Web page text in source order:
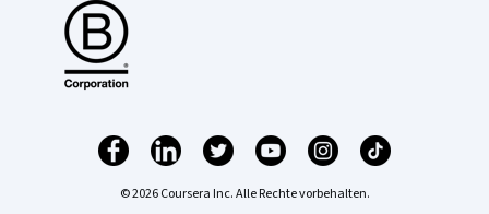
© 2026 Coursera Inc. Alle Rechte vorbehalten.